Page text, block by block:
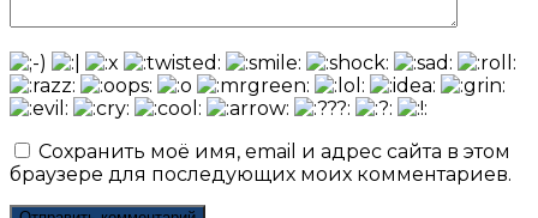
Сохранить моё имя, email и адрес сайта в этом
браузере для последующих моих комментариев.